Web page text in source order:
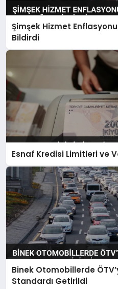
Şimşek Hizmet
Bildirdi
Esnaf Kredisi Limitleri ve
Binek Otomobillerde
Standardı Getirildi